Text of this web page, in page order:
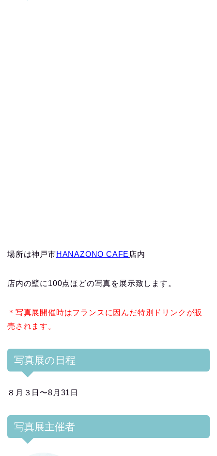
場所は神戸市HANAZONO CAFE 店内
店内の壁に100点ほどの写真を展示致します。
＊写真展開催時はフランスに因んだ特別ドリンクが販
売されます。
写真展の日程
８月３日〜8月31日
写真展主催者